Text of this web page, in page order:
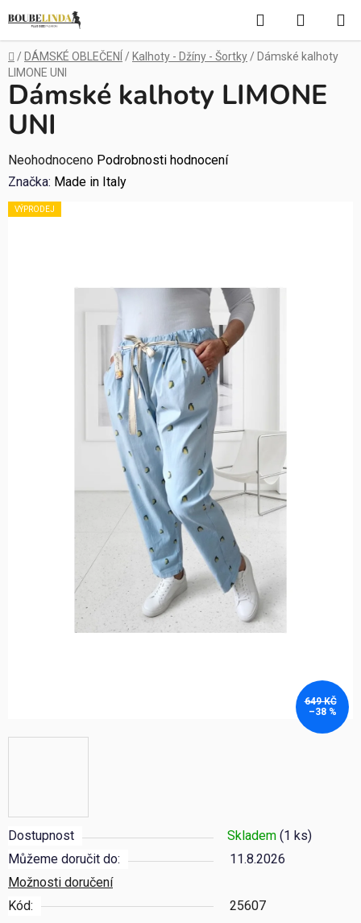
na
obsah
Hledat
KOŠÍK
Domů
/ DÁMSKÉ OBLEČENÍ / Kalhoty - Džíny - Šortky / Dámské kalhoty
LIMONE UNI
Dostupnost Skladem (1 ks)
Můžeme doručit do:
11.8.2026
Možnosti doručení
Kód:
25607
Dámské kalhoty LIMONE
UNI
Průměrné
hodnocení
produktu
Neohodnoceno Podrobnosti hodnocení
Značka: Made in Italy
VÝPRODEJ
649 KČ
–38 %